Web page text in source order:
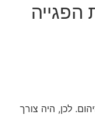
הפגייה
מים ופתיחה. היולדת פיתחה זיהום. לכן, היה צורך